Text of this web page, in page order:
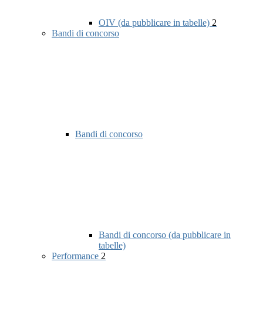
OIV (da pubblicare in tabelle) 2
Bandi di concorso
Bandi di concorso
Bandi di concorso (da pubblicare in
tabelle)
Performance 2